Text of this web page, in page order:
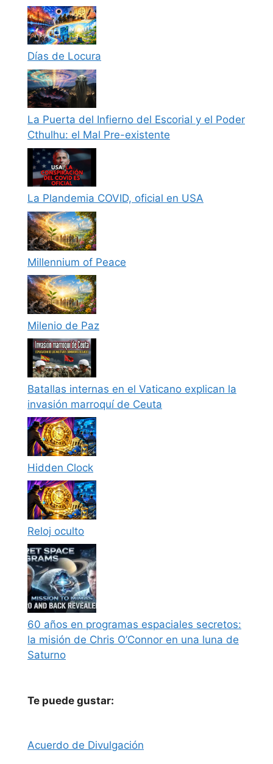
Días de Locura
La Puerta del Infierno del Escorial y el Poder
Cthulhu: el Mal Pre-existente
La Plandemia COVID, oficial en USA
Millennium of Peace
Milenio de Paz
Batallas internas en el Vaticano explican la
invasión marroquí de Ceuta
Hidden Clock
Reloj oculto
60 años en programas espaciales secretos:
la misión de Chris O’Connor en una luna de
Saturno
Te puede gustar:
Acuerdo de Divulgación